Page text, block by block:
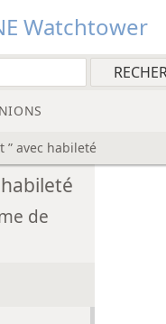
Watchtower
” avec habileté
habileté
de